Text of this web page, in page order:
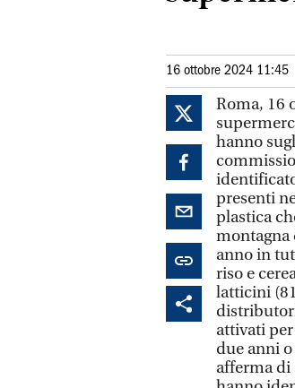
16 ottobre 2024 11:45
Roma, 16
hanno
presenti
plastica
montagna
anno in
riso e
latticini
attivati
due anni
afferma di